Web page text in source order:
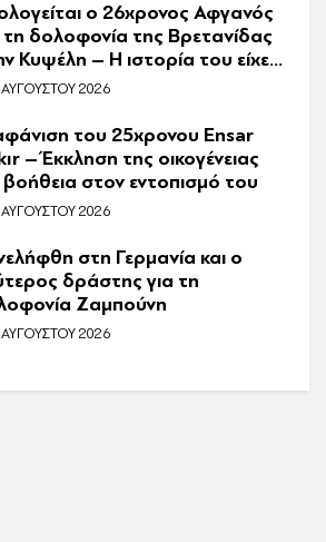
ο 26χρονος Αφγανός
τη δολοφονία της Βρετανίδας
Κυψέλη – Η ιστορία του είχε
ντοκιμαντέρ
2026
του 25χρονου Ensar
– Έκκληση της οικογένειας
βοήθεια στον εντοπισμό του
2026
στη Γερμανία και ο
δράστης για τη
Ζαμπούνη
2026